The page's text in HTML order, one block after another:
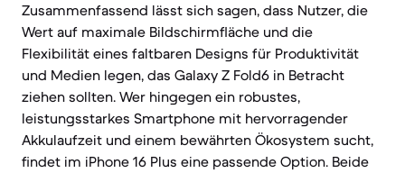
Zusammenfassend lässt sich sagen, dass Nutzer, die
Wert auf maximale Bildschirmfläche und die
Flexibilität eines faltbaren Designs für Produktivität
und Medien legen, das Galaxy Z Fold6 in Betracht
ziehen sollten. Wer hingegen ein robustes,
leistungsstarkes Smartphone mit hervorragender
Akkulaufzeit und einem bewährten Ökosystem sucht,
findet im iPhone 16 Plus eine passende Option. Beide